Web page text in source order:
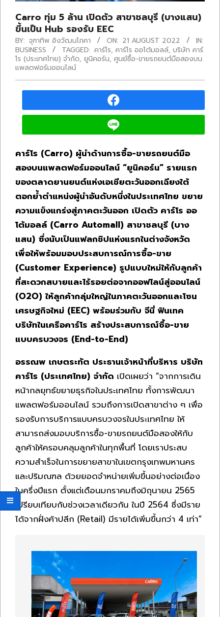
Carro ทุ่ม 5 ล้าน เปิดตัว สาขาชลบุรี (บางแสน)
ขึ้นเป็น Hub รองรับ EEC
BY: จุฑาทิพ อิงวัฒนโภคา ON: 21 AUGUST 2022
IN:
BUSINESS
TAGGED: คาร์โร, คาร์โร ออโต้มอลล์, บริษัท คาร์
โร (ประเทศไทย) จำกัด, ยูนิคอร์น, ศูนย์ซื้อ-ขายรถยนต์มือสองบน
แพลตฟอร์มออนไลน์
คาร์โร (Carro) ผู้นำด้านการซื้อ-ขายรถยนต์มือ
สองบนแพลตฟอร์มออนไลน์ “ยูนิคอร์น” รายแรก
ของตลาดยานยนต์แห่งเอเชียตะวันออกเฉียงใต้
ตอกย้ำตำแหน่งผู้นำอันดับหนึ่งในประเทศไทย ขยาย
ความแข็งแกร่งสู่ภาคตะวันออก เปิดตัว คาร์โร ออ
โต้มอลล์ (Carro Automall) สาขาชลบุรี (บาง
แสน) ซึ่งนับเป็นแฟลกชิปแห่งแรกในต่างจังหวัด
เพื่อให้พร้อมมอบประสบการณ์การซื้อ-ขาย
(Customer Experience) รูปแบบใหม่ให้กับลูกค้า
ที่สะดวกสบายและไร้รอยต่อจากออฟไลน์สู่ออนไลน์
(O2O) ให้ลูกค้ากลุ่มใหญ่ในภาคตะวันออกและโซน
เศรษฐกิจใหม่ (EEC) พร้อมร่วมกับ จีนี่ ฟินเทค
บริษัทในเครือคาร์โร สร้างประสบการณ์ซื้อ-ขาย
แบบครบวงจร (End-to-End)
อรรณพ เกษตระทัต ประธานเจ้าหน้าที่บริหาร บริษัท
คาร์โร (ประเทศไทย) จำกัด เปิดเผยว่า “จากการเดิน
หน้ากลยุทธ์ขยายธุรกิจในประเทศไทย ทั้งการพัฒนา
แพลตฟอร์มออนไลน์ รวมถึงการเปิดสาขาต่าง ๆ เพื่อ
รองรับการบริการแบบครบวงจรในประเทศไทย ให้
สามารถส่งมอบบริการซื้อ-ขายรถยนต์มือสองให้กับ
ลูกค้าให้ครอบคลุมลูกค้าในทุกพื้นที่ โดยเราประสบ
ความสำเร็จในการขยายสาขาในเขตกรุงเทพมหานคร
และปริมณฑล ด้วยยอดจำหน่ายเพิ่มขึ้นอย่างต่อเนื่อง
ในครึ่งปีแรก ตั้งแต่เดือนมกราคมถึงมิถุนายน 2565
เปรียบเทียบกับช่วงเวลาเดียวกัน ในปี 2564 ซึ่งมีราย
ได้จากฝั่งค้าปลีก (Retail) มีรายได้เพิ่มขึ้นกว่า 4 เท่า”